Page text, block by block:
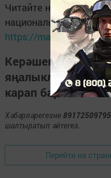
Читайте новости
национальном
https://max.ru/tatmedia
Керәшен
яңалыкларны
карап барыгыз.
Хәбәрләрегезне 89172509795
шалтыратып әйтегез.
Перейти на